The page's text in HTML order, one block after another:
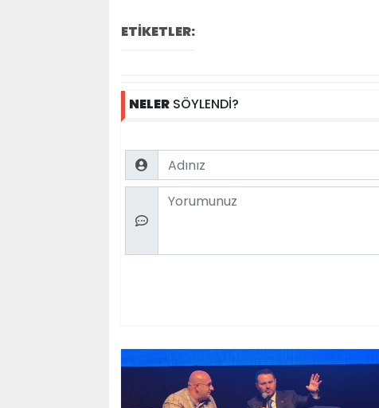
ETİKETLER:
NELERSÖYLENDİ?
Name
Comment